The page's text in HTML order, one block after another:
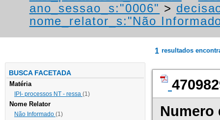
ano_sessao_s:"0006" >
nome_relator_s:"Não
BUSCA FACETADA
Matéria
IPI- processos NT - ressa (1)
Nome Relator
Não Informado (1)
1 resultados
Numero